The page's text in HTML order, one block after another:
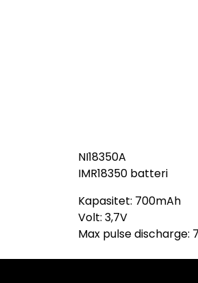
NI18350A
IMR18350 batteri
Kapasitet: 700mAh
Volt: 3,7V
Max pulse discharge: